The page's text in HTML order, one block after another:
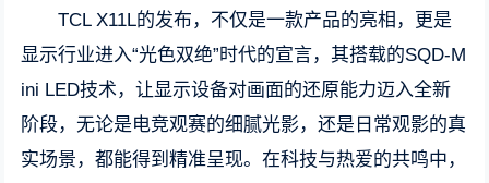
TCL X11L的发布，不仅是一款产品的亮相，更是
显示行业进入“光色双绝”时代的宣言，其搭载的SQD-M
ini LED技术，让显示设备对画面的还原能力迈入全新
阶段，无论是电竞观赛的细腻光影，还是日常观影的真
实场景，都能得到精准呈现。在科技与热爱的共鸣中，